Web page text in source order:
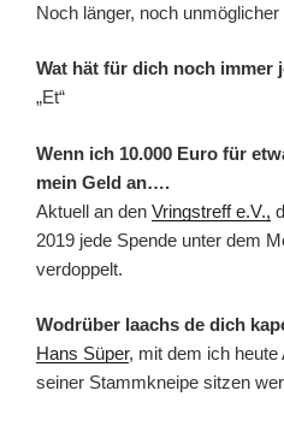
Noch länger, noch
Wat hät für dich noch immer
„Et“
Wenn ich 10.000 Euro für
mein Geld an….
Aktuell an den Vringstreff e.V.,
2019 jede Spende unter dem
verdoppelt.
Wodrüber laachs de dich
Hans Süper, mit dem ich heute
seiner Stammkneipe sitzen